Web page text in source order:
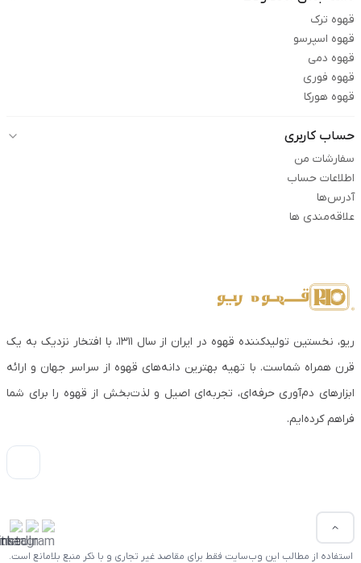
قهوه ترک
قهوه اسپرسو
قهوه دمی
قهوه فوری
قهوه هورکا
حساب کاربری
سفارشات من
اطلاعات حساب
آدرس‌ها
علاقه‌مندی ها
ریو، نخستین تولیدکننده قهوه در ایران از سال ۱۳۱۱، با افتخار نزدیک به یک
قرن همراه شماست. با تهیه بهترین دانه‌های قهوه از سراسر جهان و ارائه
ابزارهای دم‌آوری حرفه‌ای، تجربه‌ای اصیل و لذت‌بخش از قهوه را برای شما
فراهم کرده‌ایم.
استفاده از مطالب این وب‌سایت فقط برای مقاصد غیر تجاری و با ذکر منبع بلامانع است.